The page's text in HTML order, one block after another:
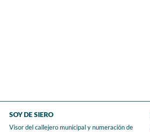
SOY DE SIERO
Visor del callejero municipal y numeración de